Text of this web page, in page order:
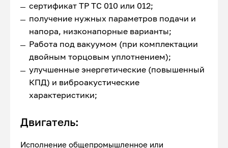
сертификат ТР ТС 010 или 012;
получение нужных параметров подачи и
напора, низконапорные варианты;
Работа под вакуумом (при комплектации
двойным торцовым уплотнением);
улучшенные энергетические (повышенный
КПД) и виброакустические
характеристики;
Двигатель:
Исполнение общепромышленное или